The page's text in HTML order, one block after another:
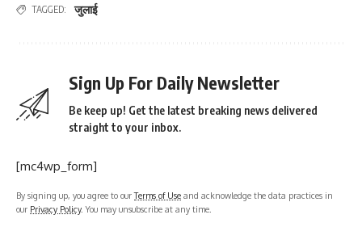
TAGGED: जुलाई
Sign Up For Daily Newsletter
Be keep up! Get the latest breaking news delivered
straight to your inbox.
[mc4wp_form]
By signing up, you agree to ourTerms of Use and acknowledge the data practices in
our Privacy Policy. You may unsubscribe at any time.